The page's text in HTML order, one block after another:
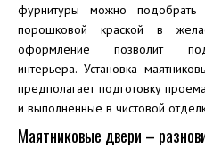
фурнитуры можно подобрать
порошковой краской в
оформление позволит
интерьера. Установка
предполагает подготовку
и выполненные в чистовой
Маятниковые двери –